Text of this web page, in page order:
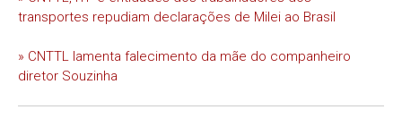
transportes repudiam declarações de Milei ao Brasil
» CNTTL lamenta falecimento da mãe do companheiro
diretor Souzinha